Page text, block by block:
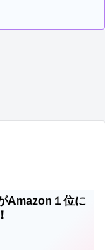
Amazon１位に